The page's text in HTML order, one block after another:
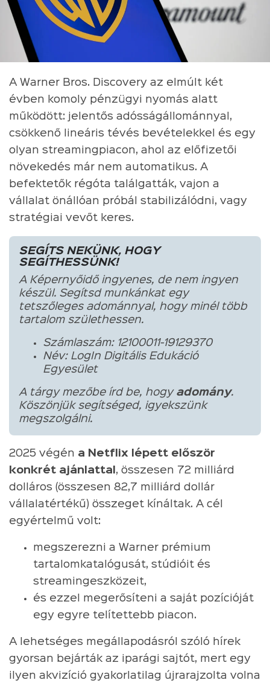
A Warner Bros. Discovery az elmúlt két
évben komoly pénzügyi nyomás alatt
működött: jelentős adósságállománnyal,
csökkenő lineáris tévés bevételekkel és egy
olyan streamingpiacon, ahol az előfizetői
növekedés már nem automatikus. A
befektetők régóta találgatták, vajon a
vállalat önállóan próbál stabilizálódni, vagy
stratégiai vevőt keres.
SEGÍTS NEKÜNK, HOGY
SEGÍTHESSÜNK!
A Képernyőidő ingyenes, de nem ingyen
készül. Segítsd munkánkat egy
tetszőleges adománnyal, hogy minél több
tartalom születhessen.
Számlaszám: 12100011-19129370
Név: LogIn Digitális Edukáció
Egyesület
A tárgy mezőbe írd be, hogy adomány.
Köszönjük segítséged, igyekszünk
megszolgálni.
2025 végén a Netflix lépett először
konkrét ajánlattal , összesen 72 milliárd
dolláros (összesen 82,7 milliárd dollár
vállalatértékű) összeget kínáltak. A cél
egyértelmű volt:
megszerezni a Warner prémium
tartalomkatalógusát, stúdióit és
streamingeszközeit,
és ezzel megerősíteni a saját pozícióját
egy egyre telítettebb piacon.
A lehetséges megállapodásról szóló hírek
gyorsan bejárták az iparági sajtót, mert egy
ilyen akvizíció gyakorlatilag újrarajzolta volna